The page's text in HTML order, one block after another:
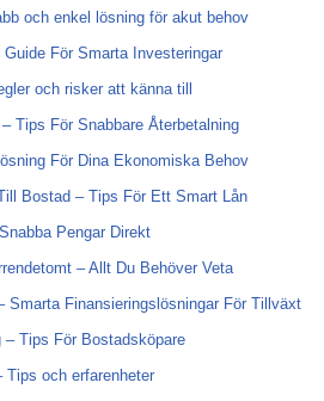
och enkel lösning för akut behov
För Smarta Investeringar
och risker att känna till
Tips För Snabbare Återbetalning
För Dina Ekonomiska Behov
Bostad – Tips För Ett Smart Lån
Pengar Direkt
– Allt Du Behöver Veta
Smarta Finansieringslösningar För Tillväxt
– Tips För Bostadsköpare
och erfarenheter